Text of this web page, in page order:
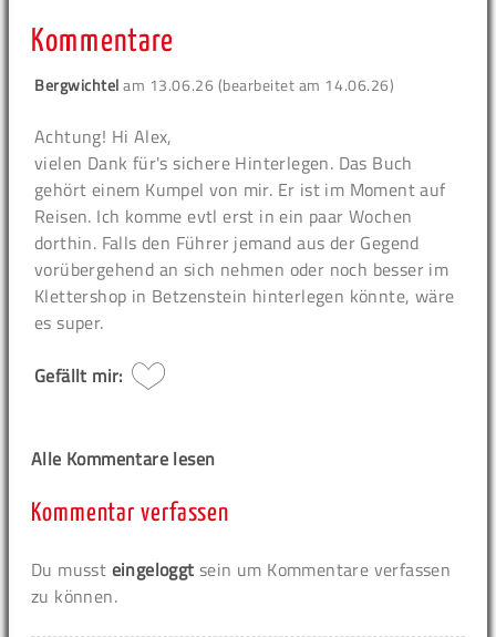
Kommentare
Bergwichtelam 13.06.26 (bearbeitet am 14.06.26)
Achtung! Hi Alex,
vielen Dank für's sichere Hinterlegen. Das Buch
gehört einem Kumpel von mir. Er ist im Moment auf
Reisen. Ich komme evtl erst in ein paar Wochen
dorthin. Falls den Führer jemand aus der Gegend
vorübergehend an sich nehmen oder noch besser im
Klettershop in Betzenstein hinterlegen könnte, wäre
es super.
Gefällt mir:
Alle Kommentare lesen
Kommentar verfassen
Du musst eingeloggt sein um Kommentare verfassen
zu können.